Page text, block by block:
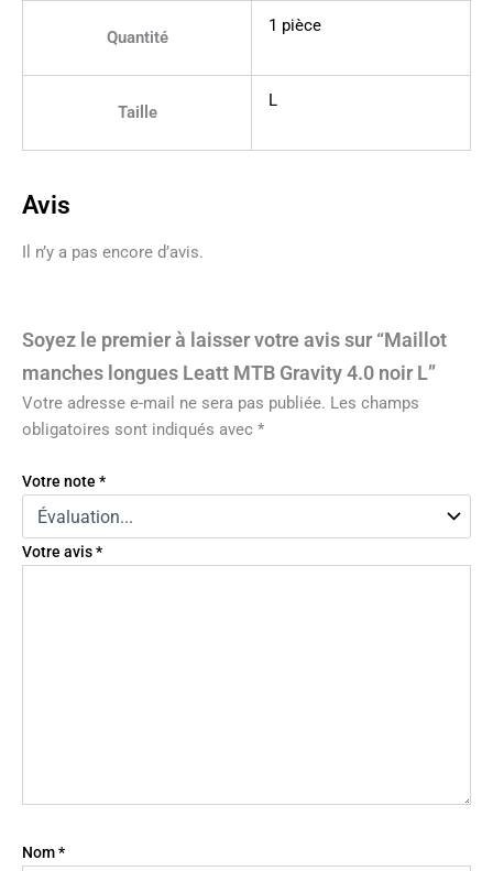
Quantité
1 pièce
Taille
L
Avis
Il n’y a pas encore d’avis.
Soyez le premier à laisser votre avis sur “Maillot
manches longues Leatt MTB Gravity 4.0 noir L”
Votre adresse e-mail ne sera pas publiée. Les champs
obligatoires sont indiqués avec *
Votre note *
Votre avis*
Nom*